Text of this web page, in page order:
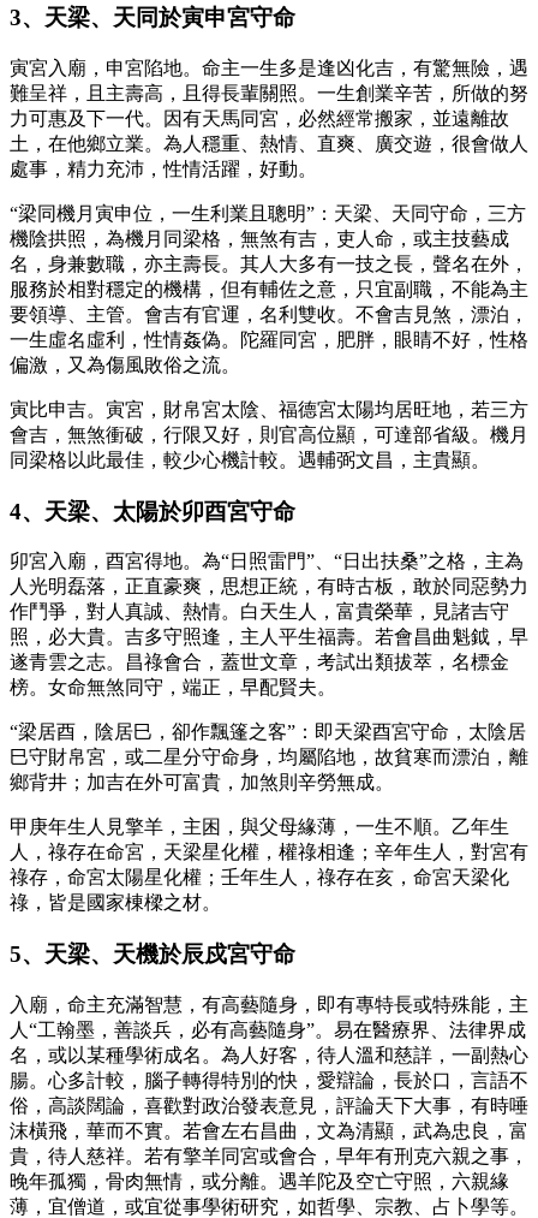
3、天梁、天同於寅申宮守命
寅宮入廟，申宮陷地。命主一生多是逢凶化吉，有驚無險，遇
難呈祥，且主壽高，且得長輩關照。一生創業辛苦，所做的努
力可惠及下一代。因有天馬同宮，必然經常搬家，並遠離故
土，在他鄉立業。為人穩重、熱情、直爽、廣交遊，很會做人
處事，精力充沛，性情活躍，好動。
“梁同機月寅申位，一生利業且聰明”：天梁、天同守命，三方
機陰拱照，為機月同梁格，無煞有吉，吏人命，或主技藝成
名，身兼數職，亦主壽長。其人大多有一技之長，聲名在外，
服務於相對穩定的機構，但有輔佐之意，只宜副職，不能為主
要領導、主管。會吉有官運，名利雙收。不會吉見煞，漂泊，
一生虛名虛利，性情姦偽。陀羅同宮，肥胖，眼睛不好，性格
偏激，又為傷風敗俗之流。
寅比申吉。寅宮，財帛宮太陰、福德宮太陽均居旺地，若三方
會吉，無煞衝破，行限又好，則官高位顯，可達部省級。機月
同梁格以此最佳，較少心機計較。遇輔弼文昌，主貴顯。
4、天梁、太陽於卯酉宮守命
卯宮入廟，酉宮得地。為“日照雷門”、“日出扶桑”之格，主為
人光明磊落，正直豪爽，思想正統，有時古板，敢於同惡勢力
作鬥爭，對人真誠、熱情。白天生人，富貴榮華，見諸吉守
照，必大貴。吉多守照逢，主人平生福壽。若會昌曲魁鉞，早
遂青雲之志。昌祿會合，蓋世文章，考試出類拔萃，名標金
榜。女命無煞同守，端正，早配賢夫。
“梁居酉，陰居巳，卻作飄篷之客”：即天梁酉宮守命，太陰居
巳守財帛宮，或二星分守命身，均屬陷地，故貧寒而漂泊，離
鄉背井；加吉在外可富貴，加煞則辛勞無成。
甲庚年生人見擎羊，主困，與父母緣薄，一生不順。乙年生
人，祿存在命宮，天梁星化權，權祿相逢；辛年生人，對宮有
祿存，命宮太陽星化權；壬年生人，祿存在亥，命宮天梁化
祿，皆是國家棟樑之材。
5、天梁、天機於辰戍宮守命
入廟，命主充滿智慧，有高藝隨身，即有專特長或特殊能，主
人“工翰墨，善談兵，必有高藝隨身”。易在醫療界、法律界成
名，或以某種學術成名。為人好客，待人溫和慈詳，一副熱心
腸。心多計較，腦子轉得特別的快，愛辯論，長於口，言語不
俗，高談闊論，喜歡對政治發表意見，評論天下大事，有時唾
沫橫飛，華而不實。若會左右昌曲，文為清顯，武為忠良，富
貴，待人慈祥。若有擎羊同宮或會合，早年有刑克六親之事，
晚年孤獨，骨肉無情，或分離。遇羊陀及空亡守照，六親緣
薄，宜僧道，或宜從事學術研究，如哲學、宗教、占卜學等。